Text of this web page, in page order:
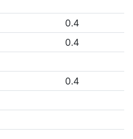
0.4
0.4
0.4